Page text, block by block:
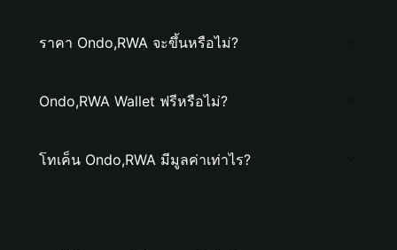
ราคา Ondo,RWA จะขึ้นหรือไม่?
Ondo,RWA Wallet ฟรีหรือไม่?
โทเค็น Ondo,RWA มีมูลค่าเท่าไร?